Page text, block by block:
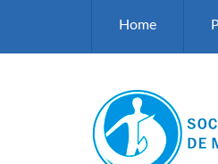
Home